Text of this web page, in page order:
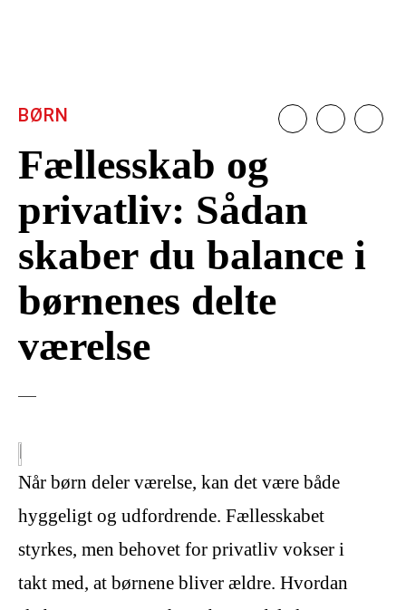
Fællesskab og
privatliv: Sådan
skaber du balance i
børnenes delte
værelse
BØRN
Når børn deler værelse, kan det være både
hyggeligt og udfordrende. Fællesskabet
styrkes, men behovet for privatliv vokser i
takt med, at børnene bliver ældre. Hvordan